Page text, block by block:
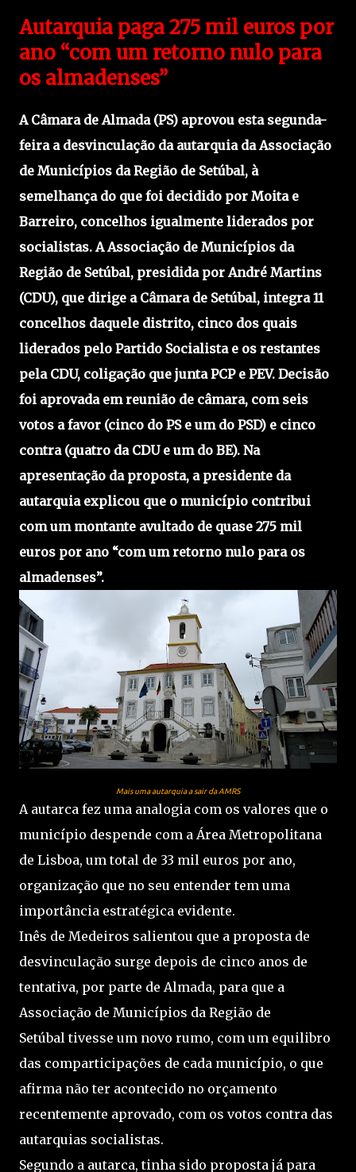
Autarquia paga 275 mil euros por
ano “com um retorno nulo para
os almadenses”
A Câmara de Almada (PS) aprovou esta segunda-
feira a desvinculação da autarquia da Associação
de Municípios da Região de Setúbal, à
semelhança do que foi decidido por Moita e
Barreiro, concelhos igualmente liderados por
socialistas. A Associação de Municípios da
Região de Setúbal, presidida por André Martins
(CDU), que dirige a Câmara de Setúbal, integra 11
concelhos daquele distrito, cinco dos quais
liderados pelo Partido Socialista e os restantes
pela CDU, coligação que junta PCP e PEV. Decisão
foi aprovada em reunião de câmara, com seis
votos a favor (cinco do PS e um do PSD) e cinco
contra (quatro da CDU e um do BE). Na
apresentação da proposta, a presidente da
autarquia explicou que o município contribui
com um montante avultado de quase 275 mil
euros por ano “com um retorno nulo para os
almadenses”.
Mais uma autarquia a sair da AMRS
A autarca fez uma analogia com os valores que o
município despende com a Área Metropolitana
de Lisboa, um total de 33 mil euros por ano,
organização que no seu entender tem uma
importância estratégica evidente.
Inês de Medeiros salientou que a proposta de
desvinculação surge depois de cinco anos de
tentativa, por parte de Almada, para que a
Associação de Municípios da Região de
Setúbal tivesse um novo rumo, com um equilibro
das comparticipações de cada município, o que
afirma não ter acontecido no orçamento
recentemente aprovado, com os votos contra das
autarquias socialistas.
Segundo a autarca, tinha sido proposta já para